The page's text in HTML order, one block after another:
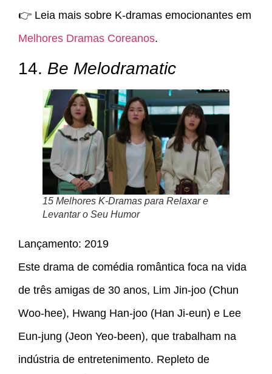
👉 Leia mais sobre K-dramas emocionantes em
Melhores Dramas Coreanos.
14. Be Melodramatic
15 Melhores K-Dramas para Relaxar e
Levantar o Seu Humor
Lançamento: 2019
Este drama de comédia romântica foca na vida
de três amigas de 30 anos, Lim Jin-joo (Chun
Woo-hee), Hwang Han-joo (Han Ji-eun) e Lee
Eun-jung (Jeon Yeo-been), que trabalham na
indústria de entretenimento. Repleto de